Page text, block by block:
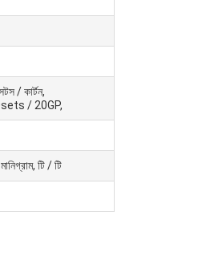
/ কার্টন,
/ 20GP,
টি / টি